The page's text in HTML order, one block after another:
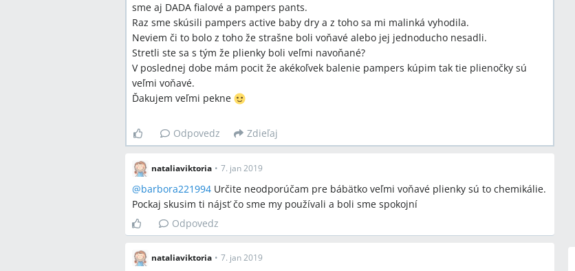
sme aj DADA fialové a pampers pants.
Raz sme skúsili pampers active baby dry a z toho sa mi malinká vyhodila.
Neviem či to bolo z toho že strašne boli voňavé alebo jej jednoducho nesadli.
Stretli ste sa s tým že plienky boli veľmi navoňané?
V poslednej dobe mám pocit že akékoľvek balenie pampers kúpim tak tie plienočky sú
veľmi voňavé.
Ďakujem veľmi pekne
Odpovedz Zdieľaj
nataliaviktoria • 7. jan 2019
@barbora221994 Určite neodporúčam pre bábätko veľmi voňavé plienky sú to chemikálie.
Pockaj skusim ti nájsť čo sme my používali a boli sme spokojní
Odpovedz
nataliaviktoria • 7. jan 2019